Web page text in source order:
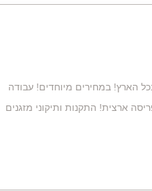
הארץ! במחירים מיוחדים! עבודה
ארצית! התקנות ותיקוני מזגנים